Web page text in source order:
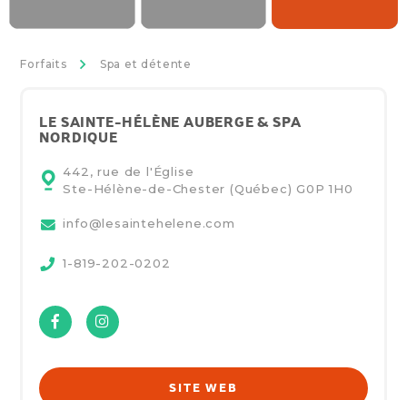
Forfaits >
Spa et détente
LE SAINTE-HÉLÈNE AUBERGE & SPA
NORDIQUE
442, rue de l'Église
Ste-Hélène-de-Chester (Québec) G0P 1H0
info@lesaintehelene.com
1-819-202-0202
FacebookInstagram
SITE WEB